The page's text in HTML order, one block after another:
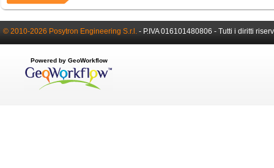
© 2010-2026 Posytron Engineering S.r.l. - P.IVA 016101480806 - Tutti i diritti
Powered by GeoWorkflow